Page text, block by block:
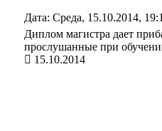
Дата: Среда, 15.10.2014,
Диплом магистра дает
прослушанные при
15.10.2014